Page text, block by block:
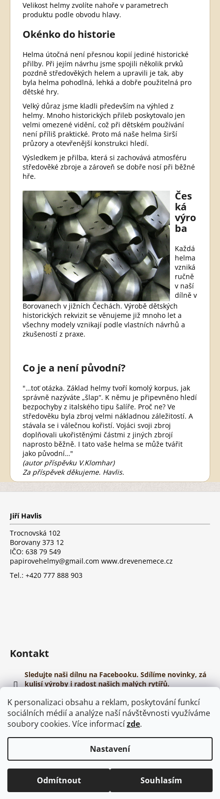
K personalizaci obsahu a reklam, poskytování funkcí
sociálních médií a analýze naší návštěvnosti využíváme
soubory cookies. Více informacízde.
Nastavení
Odmítnout Souhlasím
Velikost helmy zvolíte nahoře v parametrech
produktu podle obvodu hlavy.
Okénko do historie
Helma útočná není přesnou kopií jediné historické
přilby. Při jejím návrhu jsme spojili několik prvků
pozdně středověkých helem a upravili je tak, aby
byla helma pohodlná, lehká a dobře použitelná pro
dětské hry.
Velký důraz jsme kladli především na výhled z
helmy. Mnoho historických přileb poskytovalo jen
velmi omezené vidění, což při dětském používání
není příliš praktické. Proto má naše helma širší
průzory a otevřenější konstrukci hledí.
Výsledkem je přilba, která si zachovává atmosféru
středověké zbroje a zároveň se dobře nosí při běžné
hře.
Čes
ká
výro
ba
Každá
helma
vzniká
ručně
v naší
dílně v
Borovanech v jižních Čechách. Výrobě dětských
historických rekvizit se věnujeme již mnoho let a
všechny modely vznikají podle vlastních návrhů a
zkušeností z praxe.
Co je a není původní?
"…toť otázka. Základ helmy tvoří komolý korpus, jak
správně nazýváte „šlap“. K němu je připevněno hledí
bezpochyby z italského tipu šalíře. Proč ne? Ve
středověku byla zbroj velmi nákladnou záležitostí. A
stávala se i válečnou kořistí. Vojáci svoji zbroj
doplňovali ukořistěnými částmi z jiných zbrojí
naprosto běžně. I tato vaše helma se může tvářit
jako původní…"
(autor příspěvku V.Klomhar)
Za příspěvek děkujeme. Havlis.
Z
Jiří Havlis
Trocnovská 102
Borovany 373 12
IČO: 638 79 549
papirovehelmy@gmail.com www.drevenemece.cz
Tel.: +420 777 888 903
Kontakt
Sledujte naši dílnu na Facebooku. Sdílíme novinky, zá
kulisí výroby i radost našich malých rytířů.
Copyright 2026Dřevěné meče. Všechna práva vyhrazena.
Upravit nastavení cookies